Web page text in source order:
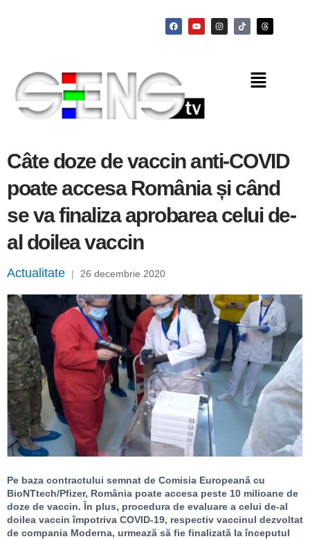
Câte doze de vaccin anti-COVID
poate accesa România și când
se va finaliza aprobarea celui de-
al doilea vaccin
Actualitate | 26 decembrie 2020
Pe baza contractului semnat de Comisia Europeană cu
BioNTtech/Pfizer, România poate accesa peste 10 milioane de
doze de vaccin. În plus, procedura de evaluare a celui de-al
doilea vaccin împotriva COVID-19, respectiv vaccinul dezvoltat
de compania Moderna, urmează să fie finalizată la începutul